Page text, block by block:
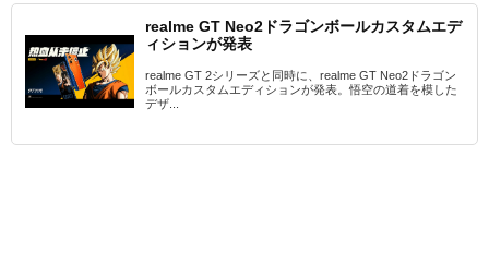
realme GT Neo2ドラゴンボールカスタムエデ
ィションが発表
realme GT 2シリーズと同時に、realme GT Neo2ドラゴン
ボールカスタムエディションが発表。悟空の道着を模した
デザ...